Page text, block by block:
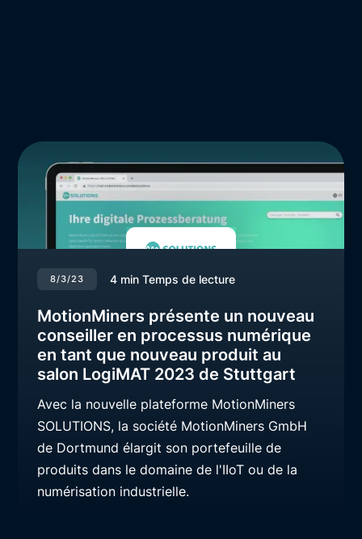
8/3/23 4 min Temps de lecture
MotionMiners présente un nouveau
conseiller en processus numérique
en tant que nouveau produit au
salon LogiMAT 2023 de Stuttgart
Avec la nouvelle plateforme MotionMiners
SOLUTIONS, la société MotionMiners GmbH
de Dortmund élargit son portefeuille de
produits dans le domaine de l'IIoT ou de la
numérisation industrielle.